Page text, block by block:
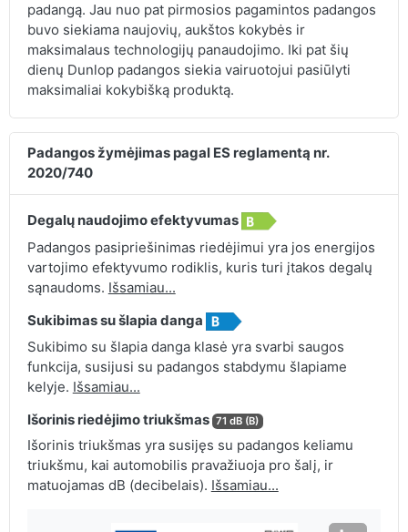
padangą. Jau nuo pat pirmosios pagamintos padangos
buvo siekiama naujovių, aukštos kokybės ir
maksimalaus technologijų panaudojimo. Iki pat šių
dienų Dunlop padangos siekia vairuotojui pasiūlyti
maksimaliai kokybišką produktą.
Padangos žymėjimas pagal ES reglamentą nr.
2020/740
Degalų naudojimo efektyvumas
Padangos pasipriešinimas riedėjimui yra jos energijos
vartojimo efektyvumo rodiklis, kuris turi įtakos degalų
sąnaudoms. Išsamiau...
Sukibimas su šlapia danga
Sukibimo su šlapia danga klasė yra svarbi saugos
funkcija, susijusi su padangos stabdymu šlapiame
kelyje. Išsamiau...
Išorinis riedėjimo triukšmas 71 dB (B)
Išorinis triukšmas yra susijęs su padangos keliamu
triukšmu, kai automobilis pravažiuoja pro šalį, ir
matuojamas dB (decibelais). Išsamiau...